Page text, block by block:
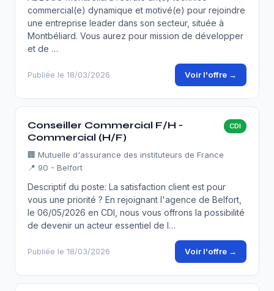
commercial(e) dynamique et motivé(e) pour rejoindre
une entreprise leader dans son secteur, située à
Montbéliard. Vous aurez pour mission de développer
et de …
Publiée le 18/03/2026 Voir l'offre →
Conseiller Commercial F/H -
Commercial (H/F)
CDI
🏢 Mutuelle d'assurance des instituteurs de France
📍 90 - Belfort
Descriptif du poste: La satisfaction client est pour
vous une priorité ? En rejoignant l'agence de Belfort,
le 06/05/2026 en CDI, nous vous offrons la possibilité
de devenir un acteur essentiel de l…
Publiée le 18/03/2026 Voir l'offre →